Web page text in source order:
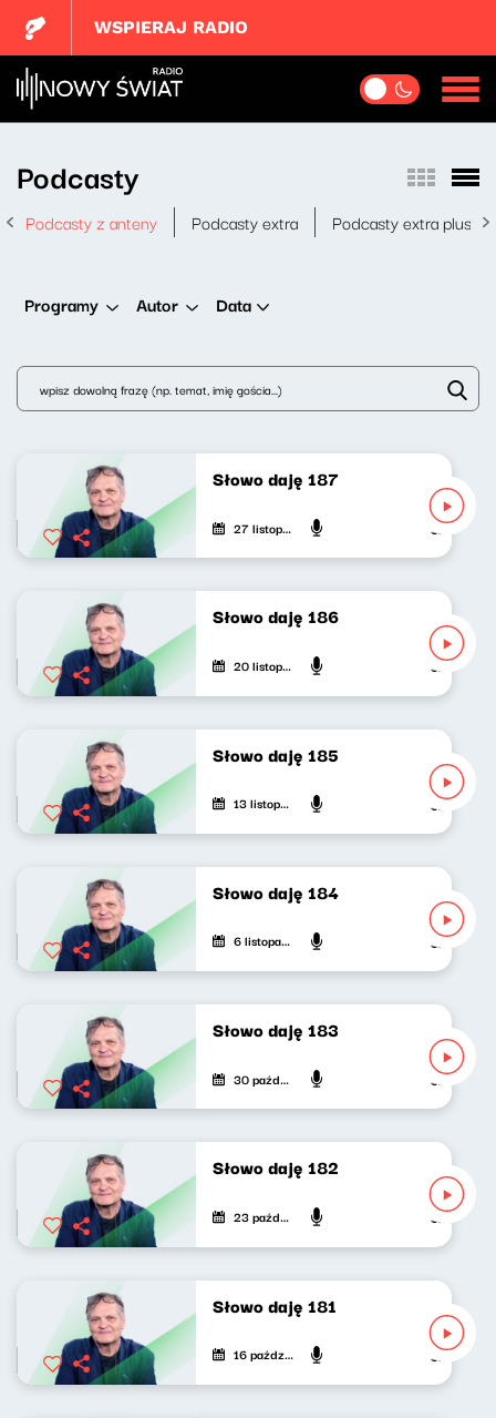
WSPIERAJ RADIO
Podcasty
Podcasty z anteny Podcasty extra Podcasty extra plus
Programy Autor Data
Słowo daję 187
27 listopada 2024 Jarosław
Słowo daję 186
20 listopada 2024 Jarosław
Słowo daję 185
13 listopada 2024 Jarosław
Słowo daję 184
6 listopada 2024 Jarosław
Słowo daję 183
30 października 2024 Jarosław
Słowo daję 182
23 października 2024 Jarosław
Słowo daję 181
16 października 2024 Jarosław